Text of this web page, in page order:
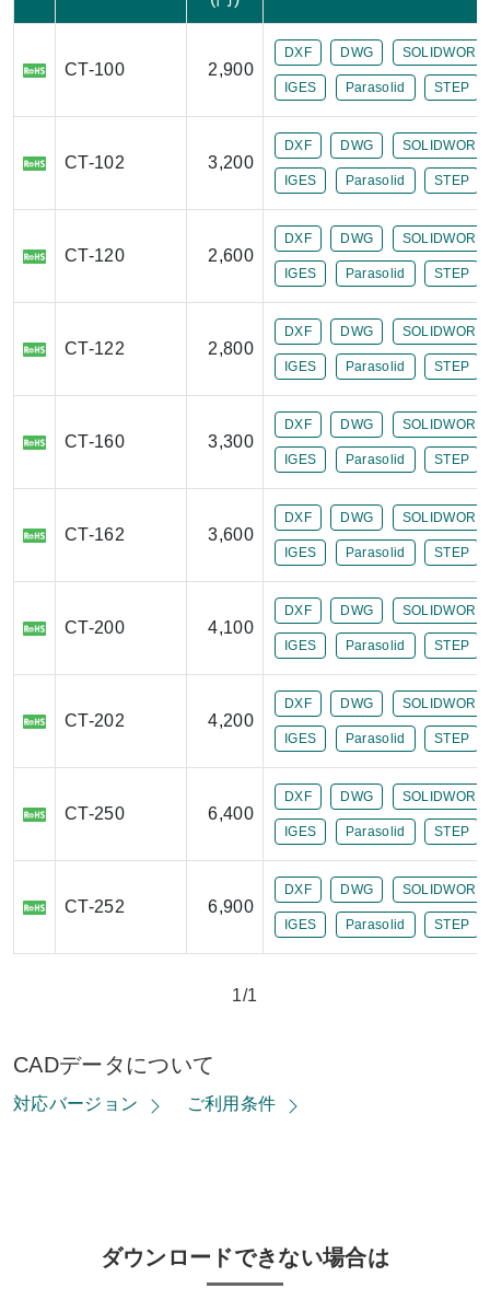
CT-100 2,900
DXF DWG
IGES Parasolid STEP
CT-102 3,200
DXF DWG
IGES Parasolid STEP
CT-120 2,600
DXF DWG
IGES Parasolid STEP
CT-122 2,800
DXF DWG
IGES Parasolid STEP
CT-160 3,300
DXF DWG
IGES Parasolid STEP
CT-162 3,600
DXF DWG
IGES Parasolid STEP
CT-200 4,100
DXF DWG
IGES Parasolid STEP
CT-202 4,200
DXF DWG
IGES Parasolid STEP
CT-250 6,400
DXF DWG
IGES Parasolid STEP
CT-252 6,900
DXF DWG
IGES Parasolid STEP
1/1
CADデータについて
対応バージョン ご利用条件
ダウンロードできない場合は